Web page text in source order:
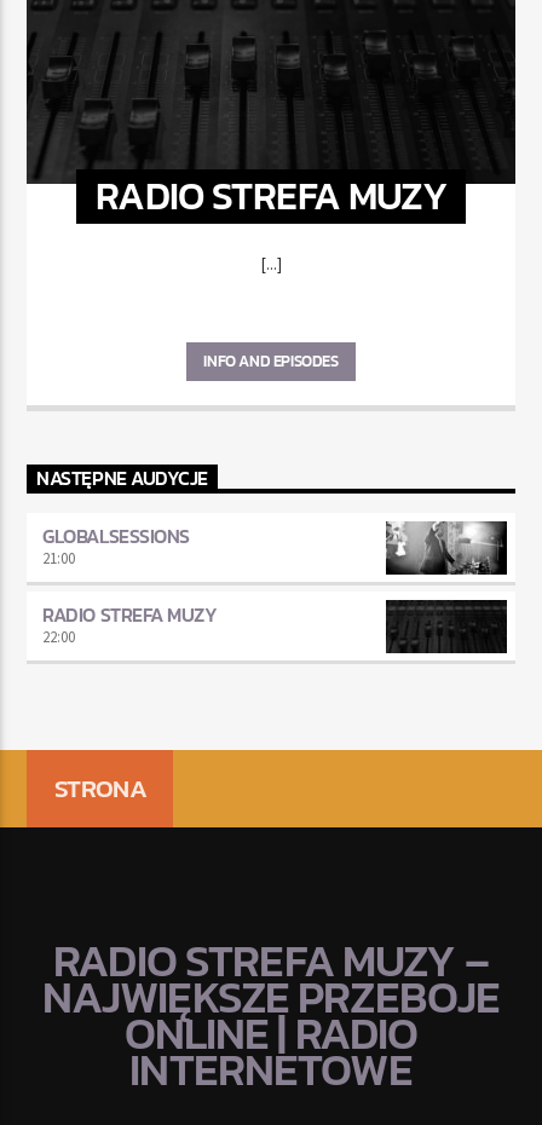
RADIO STREFA MUZY
[...]
INFO AND EPISODES
NASTĘPNE AUDYCJE
GLOBALSESSIONS
21:00
RADIO STREFA MUZY
22:00
STRONA
RADIO STREFA MUZY –
NAJWIĘKSZE PRZEBOJE
ONLINE | RADIO
INTERNETOWE